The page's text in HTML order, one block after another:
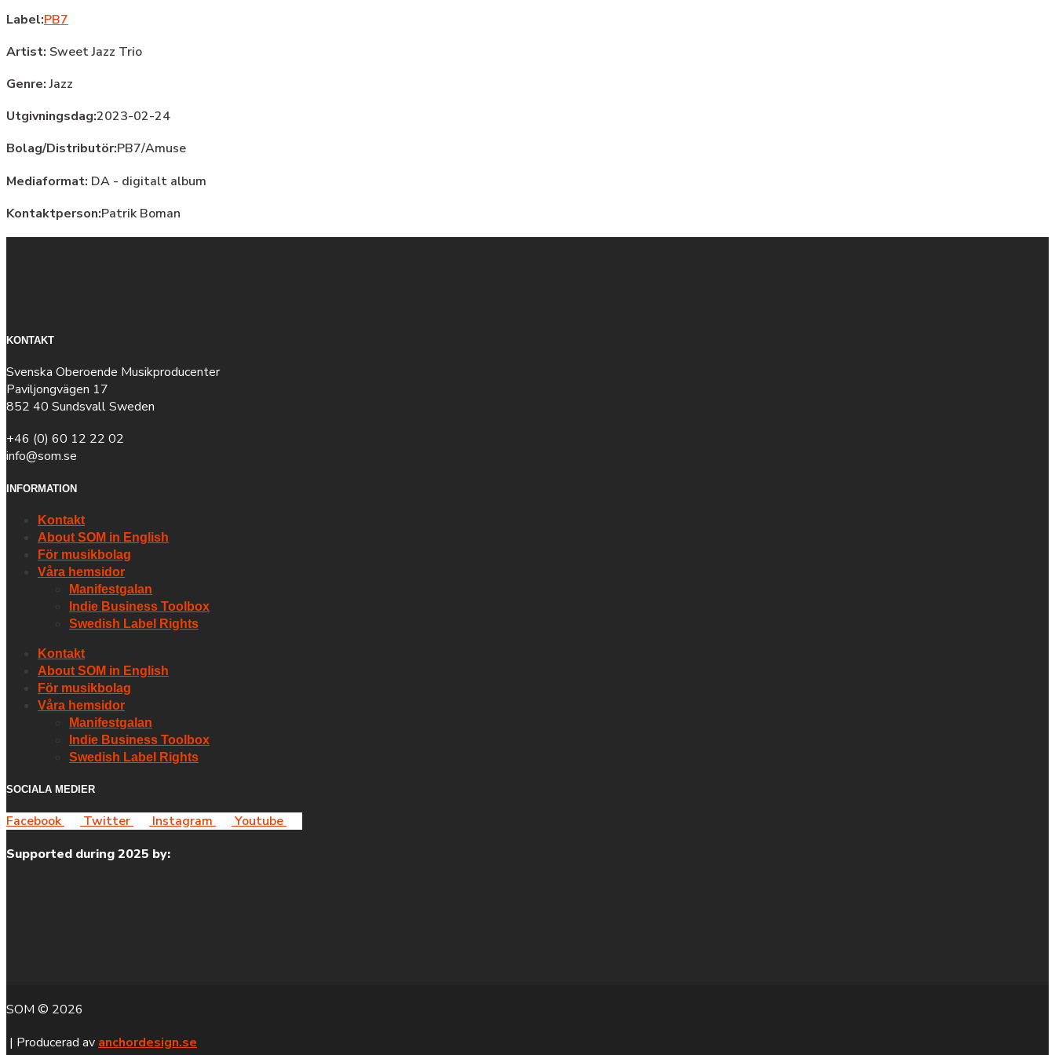
Label:PB7
Artist: Sweet Jazz Trio
Genre:Jazz
Utgivningsdag:2023-02-24
Bolag/Distributör:PB7/Amuse
Mediaformat: DA - digitalt album
Kontaktperson:Patrik Boman
KONTAKT
Svenska Oberoende Musikproducenter
Paviljongvägen 17
852 40 Sundsvall Sweden
+46 (0) 60 12 22 02
info@som.se
INFORMATION
Kontakt
About SOM in English
För musikbolag
Våra hemsidor
Manifestgalan
Indie Business Toolbox
Swedish Label Rights
Kontakt
About SOM in English
För musikbolag
Våra hemsidor
Manifestgalan
Indie Business Toolbox
Swedish Label Rights
SOCIALA MEDIER
Facebook Twitter Instagram
Youtube
Supported during 2025 by:
SOM © 2026
| Producerad av anchordesign.se